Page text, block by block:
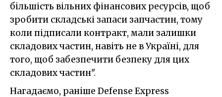
більшість вільних фінансових ресурсів, щоб
зробити складські запаси запчастин, тому
коли підписали контракт, мали залишки
складових частин, навіть не в Україні, для
того, щоб забезпечити безпеку для цих
складових частин".
Нагадаємо, раніше Defense Express